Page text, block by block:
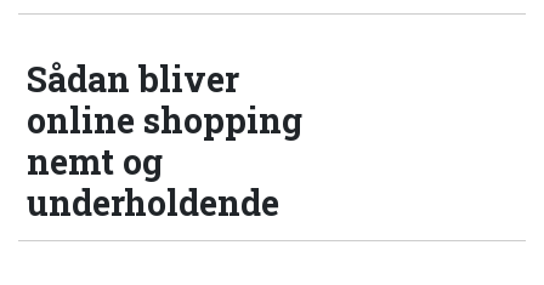
Sådan bliver
online shopping
nemt og
underholdende